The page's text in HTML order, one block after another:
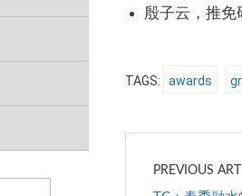
殷子云，推免
TAGS: awards
PREVIOUS